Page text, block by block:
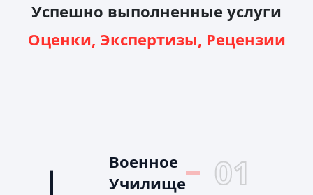
Успешно выполненные услуги
Оценки, Экспертизы, Рецензии
Военное
Училище
01